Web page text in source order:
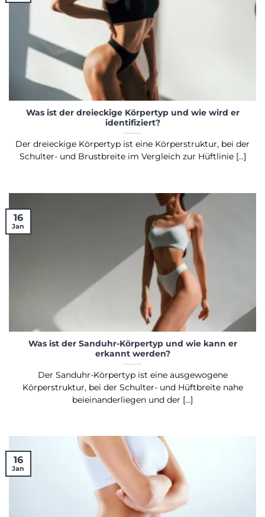
Was ist der dreieckige Körpertyp und wie wird er
identifiziert?
Der dreieckige Körpertyp ist eine Körperstruktur, bei der
Schulter- und Brustbreite im Vergleich zur Hüftlinie [...]
Was ist der Sanduhr-Körpertyp und wie kann er
erkannt werden?
Der Sanduhr-Körpertyp ist eine ausgewogene
Körperstruktur, bei der Schulter- und Hüftbreite nahe
beieinanderliegen und der [...]
16
Jan
16
Jan